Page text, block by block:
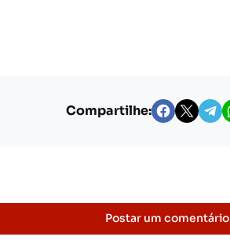
Compartilhe:
Postar um comentário